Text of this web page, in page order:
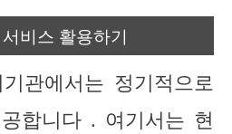
비스 활용하기
관에서는 정기적으로
합니다 . 여기서는 현